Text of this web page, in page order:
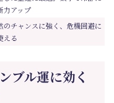
力アップ
のチャンスに強く、危機回避に
える
ブル運に効く